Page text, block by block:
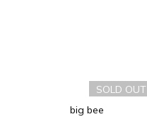
SOLD OUT
big bee